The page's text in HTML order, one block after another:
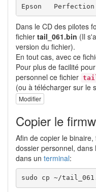
Dans le CD des pilotes
fichier tail_061.bin (Il
version du fichier).
En tout cas, avec ce
Pour plus de facilité
personnel ce fichier
(ou à télécharger sur le
Modifier
Copier le
Afin de copier le
dossier personnel, dans
dans un terminal:
sudo cp ~/